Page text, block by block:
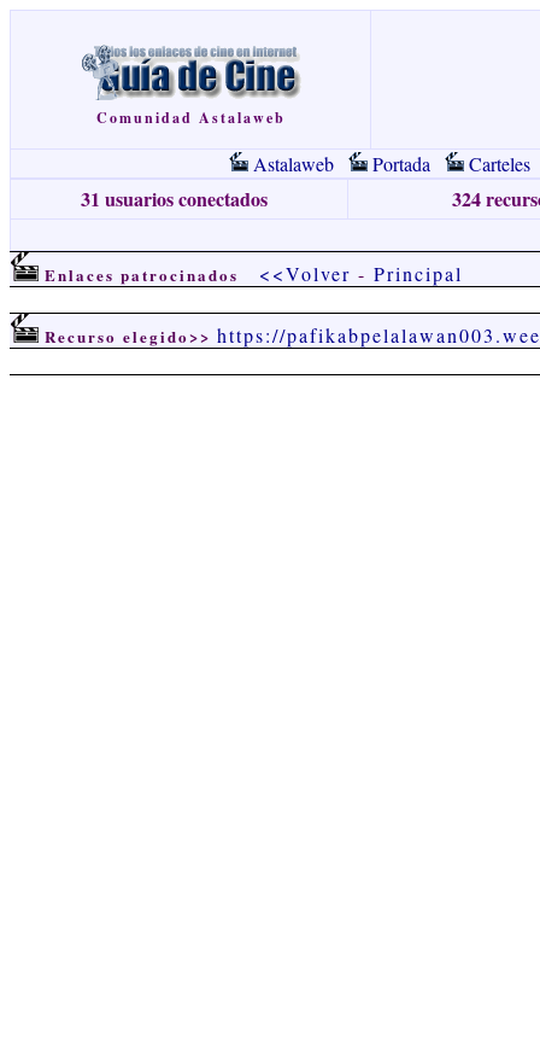
Comunidad Astalaweb
Astalaweb Portada Carteles
31 usuarios conectados 324
Enlaces patrocinados <<Volver - Principal
Recurso elegido>> https://